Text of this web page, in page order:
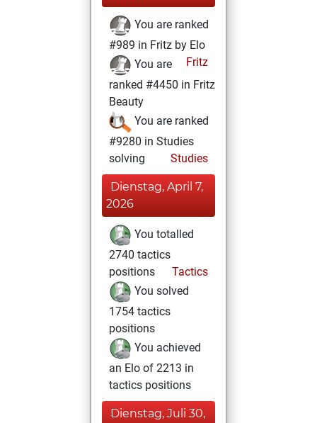
You are ranked
#989 in Fritz by Elo
Fritz
You are
ranked #4450 in Fritz
Beauty
You are ranked
#9280 in Studies
solving
Studies
Dienstag, April 7,
2026
You totalled
2740 tactics
positions
Tactics
You solved
1754 tactics
positions
You achieved
an Elo of 2213 in
tactics positions
Dienstag, Juli 30,